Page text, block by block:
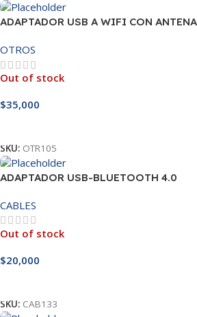
ADAPTADOR USB A WIFI CON
OTROS
Out of stock
$35,000
SKU: OTR105
ADAPTADOR USB-BLUETOOTH 4.0
CABLES
Out of stock
$20,000
SKU: CAB133